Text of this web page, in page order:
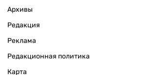
Архивы
Редакция
Реклама
Редакционная политика
Карта